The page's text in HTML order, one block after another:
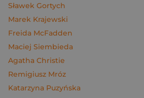
Sławek Gortych
Marek Krajewski
Freida McFadden
Maciej Siembieda
Agatha Christie
Remigiusz Mróz
Katarzyna Puzyńska